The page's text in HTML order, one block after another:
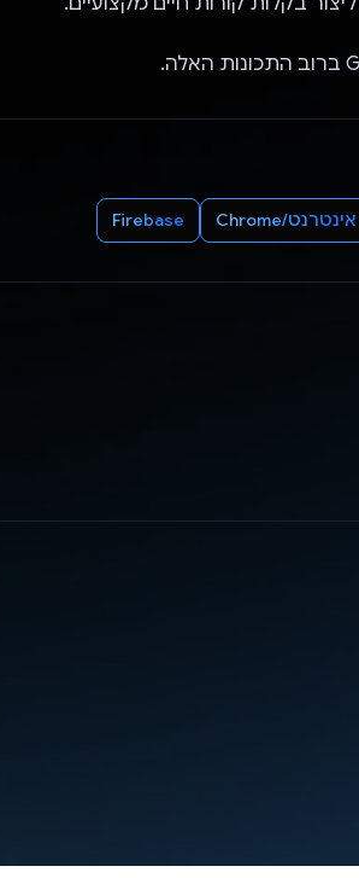
אינטרנט/Chrome Firebase